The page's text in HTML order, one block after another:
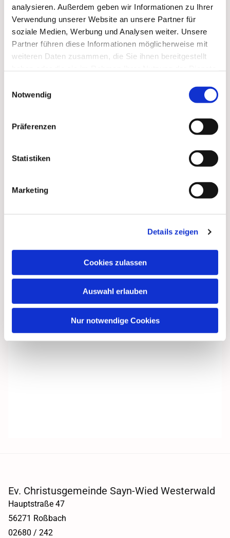
analysieren. Außerdem geben wir Informationen zu Ihrer
Verwendung unserer Website an unsere Partner für
soziale Medien, Werbung und Analysen weiter. Unsere
Partner führen diese Informationen möglicherweise mit
weiteren Daten zusammen, die Sie ihnen bereitgestellt
Notwendig
Präferenzen
Statistiken
Marketing
Details zeigen
Cookies zulassen
Auswahl erlauben
Nur notwendige Cookies
Dies könnte Sie auch
Ev. Christusgemeinde Sayn-Wied Westerwald
Hauptstraße 47
56271 Roßbach
02680 / 242